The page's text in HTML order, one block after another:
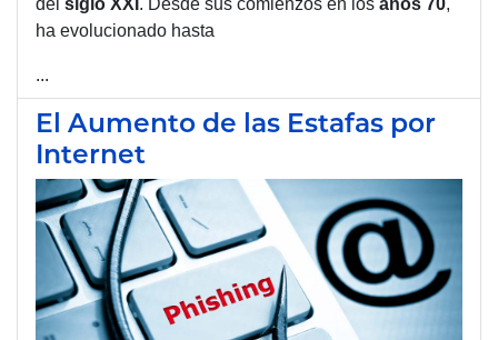
del siglo XXI . Desde sus comienzos en los años 70,
ha evolucionado hasta
...
El Aumento de las Estafas por
Internet